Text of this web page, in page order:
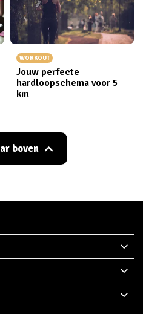
WORKOUT
Jouw perfecte
hardloopschema voor 5
km
boven